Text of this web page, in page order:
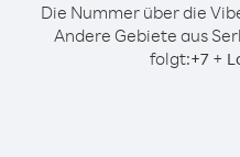
Die Nummer über die
Andere Gebiete aus
folgt:+7+